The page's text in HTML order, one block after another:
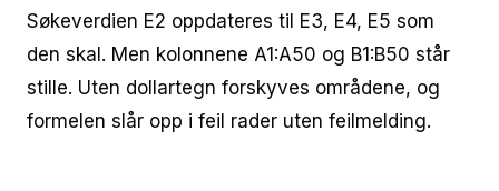
Søkeverdien E2 oppdateres til E3, E4, E5 som
den skal. Men kolonnene A1:A50 og B1:B50 står
stille. Uten dollartegn forskyves områdene, og
formelen slår opp i feil rader uten feilmelding.